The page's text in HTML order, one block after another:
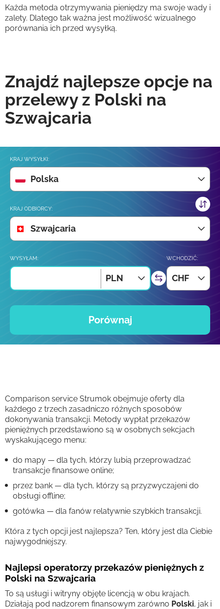
Każda metoda otrzymywania pieniędzy ma swoje wady i
zalety. Dlatego tak ważna jest możliwość wizualnego
porównania ich przed wysyłką.
Znajdź najlepsze opcje na
przelewy z Polski na
Szwajcaria
KRAJ WYSYŁKI:
Polska
KRAJ ODBIORCY:
Szwajcaria
WYSYŁAM:
PLN
WCHODZIĆ:
CHF
Porównaj
Comparison service Strumok obejmuje oferty dla
każdego z trzech zasadniczo różnych sposobów
dokonywania transakcji. Metody wypłat przekazów
pieniężnych przedstawiono są w osobnych sekcjach
wyskakującego menu:
do mapy — dla tych, którzy lubią przeprowadzać
transakcje finansowe online;
przez bank — dla tych, którzy są przyzwyczajeni do
obsługi offline;
gotówka — dla fanów relatywnie szybkich transakcji.
Która z tych opcji jest najlepsza? Ten, który jest dla Ciebie
najwygodniejszy.
Najlepsi operatorzy przekazów pieniężnych z
Polski na Szwajcaria
To są usługi i witryny objęte licencją w obu krajach.
Działają pod nadzorem finansowym zarówno Polski, jak i